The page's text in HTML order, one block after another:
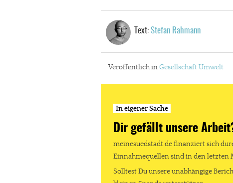
Text: Stefan Rahmann
Veröffentlich inGesellschaftUmwelt
In eigener Sache
Dir gefällt unsere
meinesuedstadt.de finanziert sich
Einnahmequellen sind in den letzten
Solltest Du unsere unabhängige